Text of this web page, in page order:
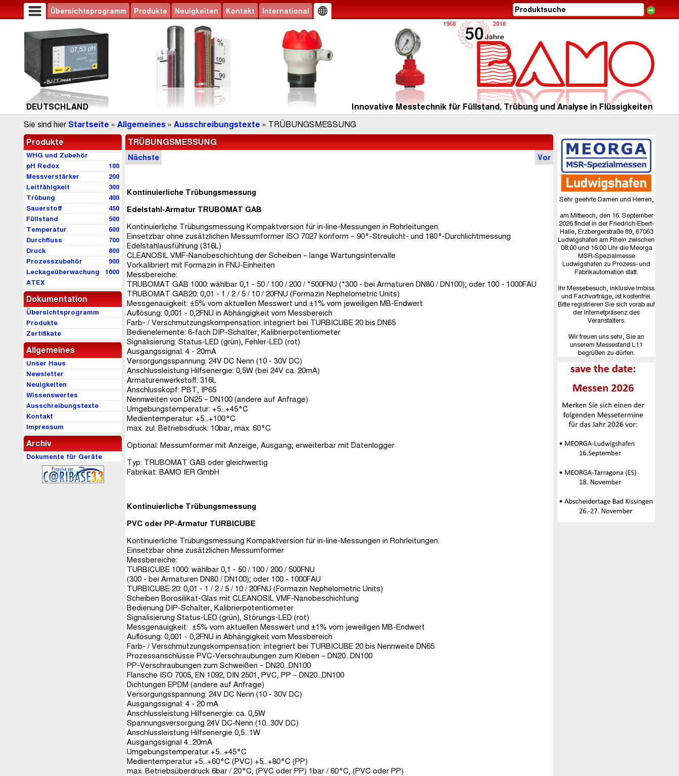
Übersichtsprogramm Produkte Neuigkeiten Kontakt International
DEUTSCHLAND Innovative Messtechnik für Füllstand, Trübung und Analyse in Flüssigkeiten
Sie sind hier Startseite » Allgemeines » Ausschreibungstexte » TRÜBUNGSMESSUNG
Produkte
WHG und Zubehör
100
pH Redox
200
Messverstärker
300
Leitfähigkeit
400
Trübung
450
Sauerstoff
500
Füllstand
600
Temperatur
700
Durchfluss
800
Druck
900
Prozesszubehör
1000
Leckageüberwachung
ATEX
Dokumentation
Übersichtsprogramm
Produkte
Zertifikate
Allgemeines
Unser Haus
Newsletter
Neuigkeiten
Wissenswertes
Ausschreibungstexte
Kontakt
Impressum
Archiv
Dokumente für Geräte
Sehr geehrte Damen und Herren,
am Mittwoch, den 16. September
2026 findet in der Friedrich-Ebert-
Halle, Erzbergerstraße 89, 67063
Ludwigshafen am Rhein zwischen
08:00 und 16:00 Uhr die Meorga
MSR-Spezialmesse
Ludwigshafen zu Prozess- und
Fabrikautomation statt.
Ihr Messebesuch, inklusive Imbiss
und Fachvorträge, ist kostenfrei.
Bitte registrieren Sie sich vorab auf
der Internetpräsenz des
Veranstalters.
Wir freuen uns sehr, Sie an
unserem Messestand L11
begrüßen zu dürfen.
TRÜBUNGSMESSUNG
Vor
Nächste
Kontinuierliche Trübungsmessung
Edelstahl-Armatur TRUBOMAT GAB
Kontinuierliche Trübungsmessung Kompaktversion für in-line-Messungen in Rohrleitungen.
Einsetzbar ohne zusätzlichen Messumformer ISO 7027 konform – 90°-Streulicht- und 180°-Durchlichtmessung
Edelstahlausführung (316L)
CLEANOSIL VMF-Nanobeschichtung der Scheiben – lange Wartungsintervalle
Vorkalibriert mit Formazin in FNU-Einheiten
Messbereiche:
TRUBOMAT GAB 1000: wählbar 0,1 - 50 / 100 / 200 / *500FNU (*300 - bei Armaturen DN80 / DN100); oder 100 - 1000FAU
TRUBOMAT GAB20: 0,01 - 1 / 2 / 5 / 10 / 20FNU (Formazin Nephelometric Units)
Messgenauigkeit: ±5% vom aktuellen Messwert und ±1% vom jeweiligen MB-Endwert
Auflösung: 0,001 - 0,2FNU in Abhängigkeit vom Messbereich
Farb- / Verschmutzungskompensation: integriert bei TURBICUBE 20 bis DN65
Bedienelemente: 6-fach DIP-Schalter, Kalibrierpotentiometer
Signalisierung: Status-LED (grün), Fehler-LED (rot)
Ausgangssignal: 4 - 20mA
Versorgungsspannung: 24V DC Nenn (10 - 30V DC)
Anschlussleistung Hilfsenergie: 0,5W (bei 24V ca. 20mA)
Armaturenwerkstoff: 316L
Anschlusskopf: PBT, IP65
Nennweiten von DN25 – DN100 (andere auf Anfrage)
Umgebungstemperatur: +5...+45°C
Medientemperatur: +5...+100°C
max. zul. Betriebsdruck: 10bar, max. 60°C
Optional: Messumformer mit Anzeige, Ausgang; erweiterbar mit Datenlogger
Typ: TRUBOMAT GAB oder gleichwertig
Fabrikat: BAMO IER GmbH
Kontinuierliche Trübungsmessung
PVC oder PP-Armatur TURBICUBE
Kontinuierliche Trübungsmessung Kompaktversion für in-line-Messungen in Rohrleitungen.
Einsetzbar ohne zusätzlichen Messumformer
Messbereiche:
TURBICUBE 1000: wählbar 0,1 - 50 / 100 / 200 / 500FNU
(300 - bei Armaturen DN80 / DN100); oder 100 - 1000FAU
TURBICUBE 20: 0,01 - 1 / 2 / 5 / 10 / 20FNU (Formazin Nephelometric Units)
Scheiben Borosilikat-Glas mit CLEANOSIL VMF-Nanobeschichtung
Bedienung DIP-Schalter, Kalibrierpotentiometer
Signalisierung Status-LED (grün), Störungs-LED (rot)
Messgenauigkeit: ±5% vom aktuellen Messwert und ±1% vom jeweiligen MB-Endwert
Auflösung: 0,001 - 0,2FNU in Abhängigkeit vom Messbereich
Farb- / Verschmutzungskompensation: integriert bei TURBICUBE 20 bis Nennweite DN65
Prozessanschlüsse PVC-Verschraubungen zum Kleben – DN20...DN100
PP-Verschraubungen zum Schweißen – DN20...DN100
Flansche ISO 7005, EN 1092, DIN 2501, PVC, PP – DN20...DN100
Dichtungen EPDM (andere auf Anfrage)
Versorgungsspannung: 24V DC Nenn (10 - 30V DC)
Ausgangssignal: 4 - 20 mA
Anschlussleistung Hilfsenergie: ca. 0,5W
Spannungsversorgung 24V DC-Nenn (10...30V DC)
Anschlussleistung Hilfsenergie 0,5...1W
Ausgangssignal 4...20mA
Umgebungstemperatur +5...+45°C
Medientemperatur +5...+60°C (PVC) +5...+80°C (PP)
max. Betriebsüberdruck 6bar / 20°C, (PVC oder PP) 1bar / 60°C, (PVC oder PP)